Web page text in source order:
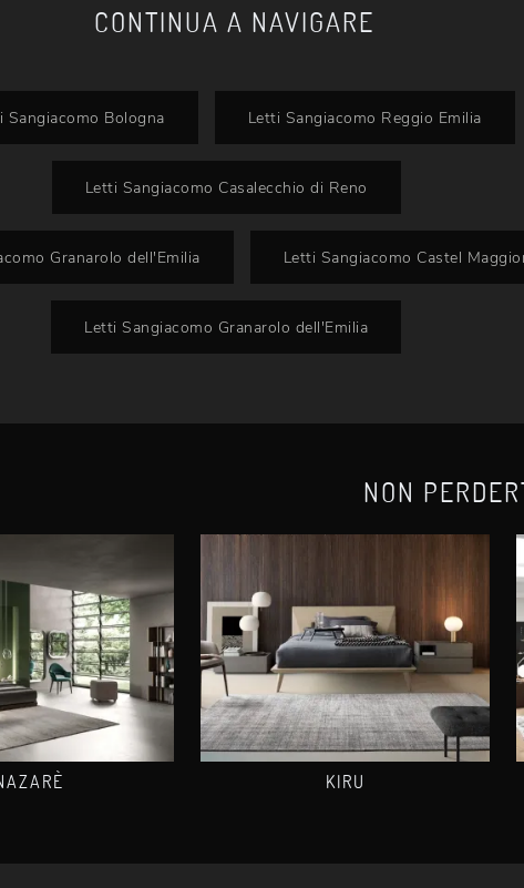
CONTINUA A NAVIGARE
Sangiacomo Bologna Letti Sangiacomo Reggio Emilia
Letti Sangiacomo Casalecchio di Reno
Granarolo dell'Emilia Letti Sangiacomo Castel
Letti Sangiacomo Granarolo dell'Emilia
NON
KIRU